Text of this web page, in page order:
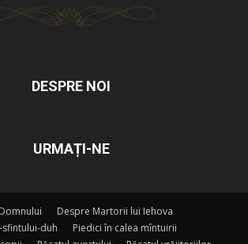
DESPRE NOI
URMAȚI-NE
Despre Martorii lui Iehova
duh
Piedici în calea mîntuirii